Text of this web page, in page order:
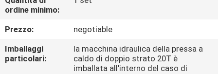
CONTROLLO
DI
QUALITÀ
ordine minimo:
Prezzo:
negotiable
Imballaggi
particolari:
la macchina idraulica della pressa a
caldo di doppio strato 20T è
imballata all'interno del caso di